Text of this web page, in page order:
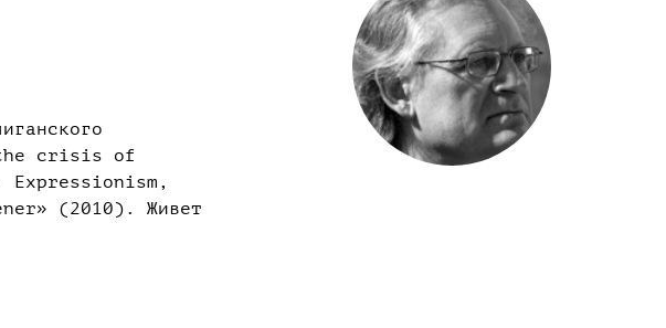
the crisis of
Expressionism,
(2010). Живет